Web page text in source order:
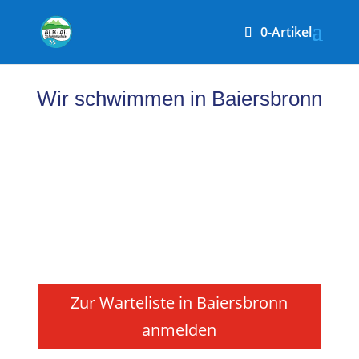
0-Artikel
Wir schwimmen in Baiersbronn
Zur Warteliste in Baiersbronn
anmelden